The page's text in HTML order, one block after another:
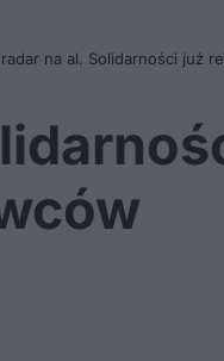
na al. Solidarności już